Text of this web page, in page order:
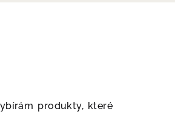
produkty, které